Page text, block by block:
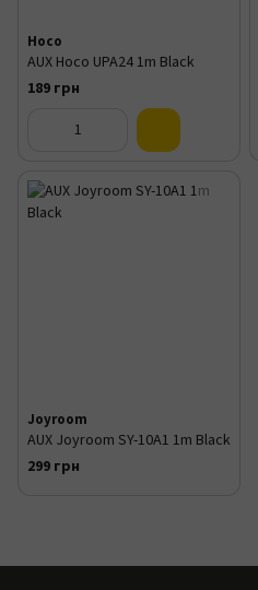
Hoco
AUX Hoco UPA24 1m Black
189 грн
Joyroom
AUX Joyroom SY-10A1 1m Black
299 грн